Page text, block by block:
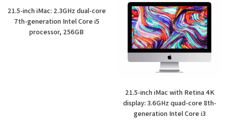
21.5-inch iMac with Retina 4K
display: 3.6GHz quad-core 8th-
generation Intel Core i3
21.5-inch iMac: 2.3GHz dual-core
7th-generation Intel Core i5
processor, 256GB